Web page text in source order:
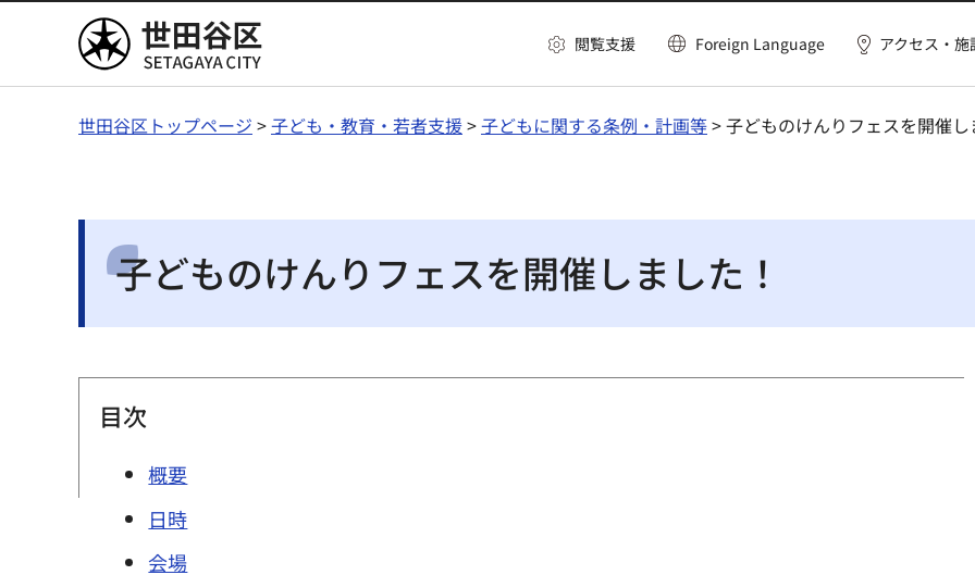
世田谷区 閲覧支援 Foreign Language アクセス・施
世田谷区トップページ >子ども・教育・若者支援>子どもに関する条例・計画等> 子どものけんりフェスを開催
子どものけんりフェスを開催しました！
目次
概要
日時
会場